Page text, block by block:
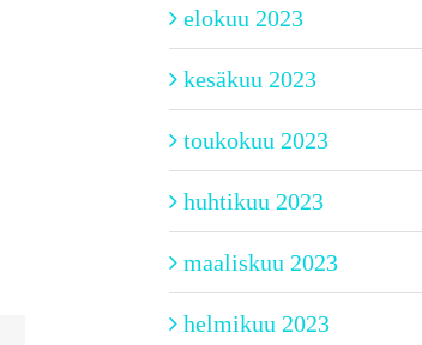
elokuu 2023
kesäkuu 2023
toukokuu 2023
huhtikuu 2023
maaliskuu 2023
helmikuu 2023